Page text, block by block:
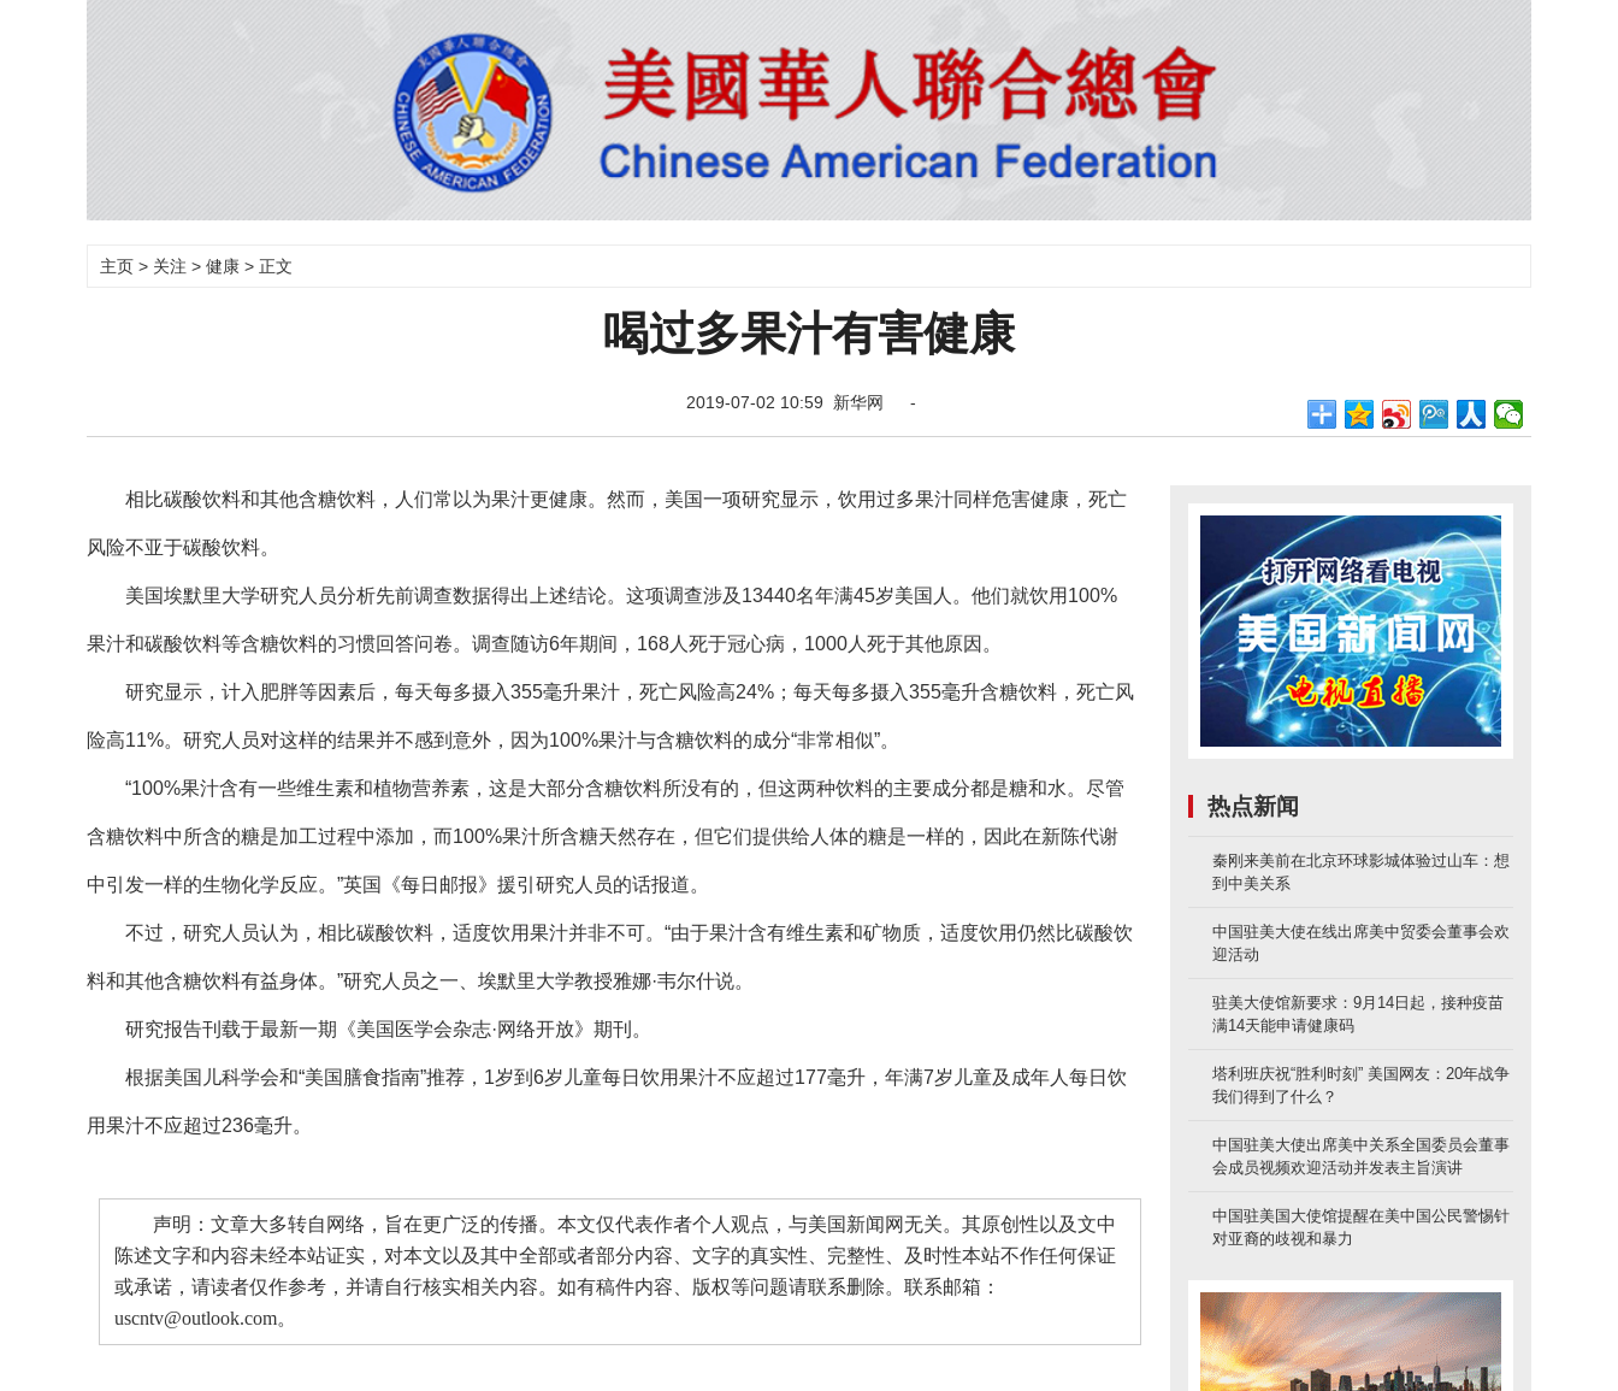
主页 > 关注 > 健康 > 正文
喝过多果汁有害健康
2019-07-02 10:59 新华网 -
相比碳酸饮料和其他含糖饮料，人们常以为果汁更健康。然而，美国一项研究显示，饮用过多果汁同样危害健康，死亡
风险不亚于碳酸饮料。
美国埃默里大学研究人员分析先前调查数据得出上述结论。这项调查涉及13440名年满45岁美国人。他们就饮用100%
果汁和碳酸饮料等含糖饮料的习惯回答问卷。调查随访6年期间，168人死于冠心病，1000人死于其他原因。
研究显示，计入肥胖等因素后，每天每多摄入355毫升果汁，死亡风险高24%；每天每多摄入355毫升含糖饮料，死亡风
险高11%。研究人员对这样的结果并不感到意外，因为100%果汁与含糖饮料的成分“非常相似”。
“100%果汁含有一些维生素和植物营养素，这是大部分含糖饮料所没有的，但这两种饮料的主要成分都是糖和水。尽管
含糖饮料中所含的糖是加工过程中添加，而100%果汁所含糖天然存在，但它们提供给人体的糖是一样的，因此在新陈代谢
中引发一样的生物化学反应。”英国《每日邮报》援引研究人员的话报道。
不过，研究人员认为，相比碳酸饮料，适度饮用果汁并非不可。“由于果汁含有维生素和矿物质，适度饮用仍然比碳酸饮
料和其他含糖饮料有益身体。”研究人员之一、埃默里大学教授雅娜·韦尔什说。
研究报告刊载于最新一期《美国医学会杂志·网络开放》期刊。
根据美国儿科学会和“美国膳食指南”推荐，1岁到6岁儿童每日饮用果汁不应超过177毫升，年满7岁儿童及成年人每日饮
用果汁不应超过236毫升。
声明：文章大多转自网络，旨在更广泛的传播。本文仅代表作者个人观点，与美国新闻网无关。其原创性以及文中
陈述文字和内容未经本站证实，对本文以及其中全部或者部分内容、文字的真实性、完整性、及时性本站不作任何保证
或承诺，请读者仅作参考，并请自行核实相关内容。如有稿件内容、版权等问题请联系删除。联系邮箱：
uscntv@outlook.com。
热点新闻
秦刚来美前在北京环球影城体验过山车：想
到中美关系
中国驻美大使在线出席美中贸委会董事会欢
迎活动
驻美大使馆新要求：9月14日起，接种疫苗
满14天能申请健康码
塔利班庆祝“胜利时刻” 美国网友：20年战争
我们得到了什么？
中国驻美大使出席美中关系全国委员会董事
会成员视频欢迎活动并发表主旨演讲
中国驻美国大使馆提醒在美中国公民警惕针
对亚裔的歧视和暴力